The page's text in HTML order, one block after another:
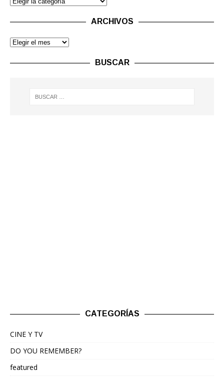
ARCHIVOS
BUSCAR
CATEGORÍAS
CINE Y TV
DO YOU REMEMBER?
featured